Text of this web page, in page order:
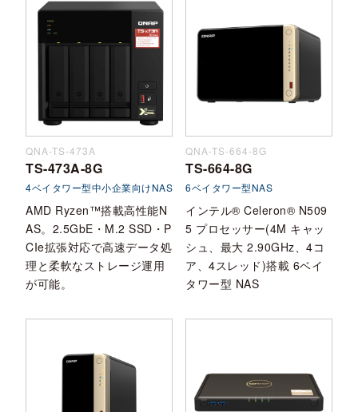
QNA-TS-473A
TS-473A-8G
4ベイタワー型中小企業向けNAS
AMD Ryzen™搭載高性能N
AS。2.5GbE・M.2 SSD・P
CIe拡張対応で高速データ処
理と柔軟なストレージ運用
が可能。
QNA-TS-664-8G
TS-664-8G
6ベイタワー型NAS
インテル® Celeron® N509
5 プロセッサー(4M キャッ
シュ、最大 2.90GHz、4コ
ア、4スレッド)搭載 6ベイ
タワー型 NAS